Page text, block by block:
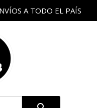
A TODO EL PAÍS